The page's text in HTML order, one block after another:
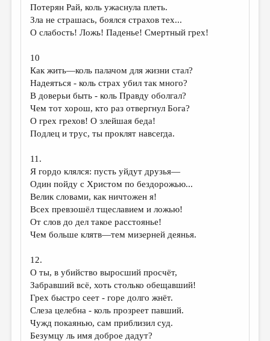
КОЛОНКА РЕДАКТОРА
РЕДКОЛЛЕГИЯ
ОТ РЕДАКЦИИ
МАЛАЯ ПРОЗА
ЭССЕИСТИКА
ЛИТЕРАТУРОВЕДЕНИЕ
КУЛЬТУРОВЕДЕНИЕ
ПУБЛИЦИСТИКА
РЕЦЕНЗИРОВАНИЕ
ЦИКЛЫ ПУБЛИКАЦИЙ
ТРЕДИАКОВСКИЙ
ВКОНТАКТЕ
Потерян Рай, коль ужаснула плеть.
Зла не страшась, боялся страхов тех...
О слабость! Ложь! Паденье! Смертный грех!
10
Как жить—коль палачом для жизни стал?
Надеяться - коль страх убил так много?
В доверьи быть - коль Правду оболгал?
Чем тот хорош, кто раз отвергнул Бога?
О грех грехов! О злейшая беда!
Подлец и трус, ты проклят навсегда.
11.
Я гордо клялся: пусть уйдут друзья—
Один пойду с Христом по бездорожью...
Велик словами, как ничтожен я!
Всех превзошёл тщеславием и ложью!
От слов до дел такое расстоянье!
Чем больше клятв—тем мизерней деянья.
12.
О ты, в убийство выросший просчёт,
Забравший всё, хоть столько обещавший!
Грех быстро сеет - горе долго жнёт.
Слеза целебна - коль прозреет павший.
Чужд покаянью, сам приблизил суд.
Безумцу ль имя доброе дадут?